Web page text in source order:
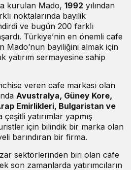
kurulan Mado, 1992 yılından
noktalarında bayilik
ve bugün 200 farklı
Türkiye’nin en önemli cafe
Mado’nun bayiliğini almak için
yatırım sermayesine sahip
veren cafe markası olan
Avustralya, Güney Kore,
Emirlikleri, Bulgaristan ve
çeşitli yatırımlar yapmış
için bilindik bir marka olan
barındıran bir firma.
sektörlerinden biri olan cafe
son zamanlarda yatırımcıların